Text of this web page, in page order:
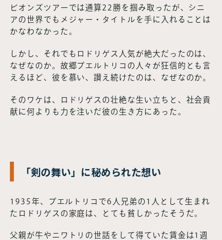
ピオンズツアーでは通算22勝を掴み取ったが、シニ
アの世界でもメジャー・タイトルを手に入れることは
かなわなかった。
しかし、それでもロドリゲス人気が絶大だったのは、
なぜなのか。故郷プエルトリコの人々が狂信的とも言
えるほど、彼を慕い、讃え続けたのは、なぜなのか。
そのワケは、ロドリゲスの壮絶な生い立ちと、社会貢
献に何よりも力を注いだ彼の生き方にあった。
「剣の舞い」に秘められた想い
1935年、プエルトリコで6人兄弟の1人として生まれ
たロドリゲスの家庭は、とても貧しかったそうだ。
父親が牛やニワトリの世話をして得ていた賃金は1週